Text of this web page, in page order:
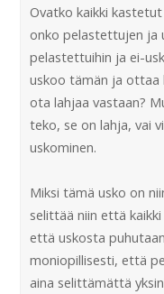
Ovatko kaikki
onko pelastettujen ja
pelastettuihin ja ei-
uskoo tämän ja ottaa
ota lahjaa vastaan?
teko, se on lahja, vai
uskominen.
Miksi tämä usko on
selittää niin että
että uskosta
moniopillisesti, että
aina selittämättä